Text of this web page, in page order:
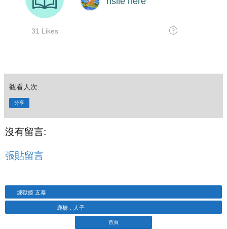
觀看人次:
分享
沒有留言:
張貼留言
煉獄姬 五幕
鹿橋．人子
首頁